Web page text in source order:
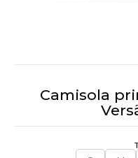
Camisola